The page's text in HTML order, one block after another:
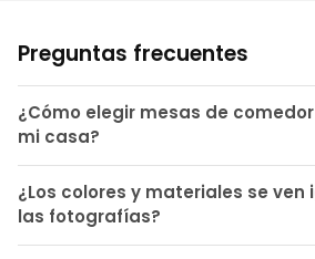
Preguntas frecuentes
¿Cómo elegir mesas de
mi casa?
¿Los colores y materiales se ven
las fotografías?